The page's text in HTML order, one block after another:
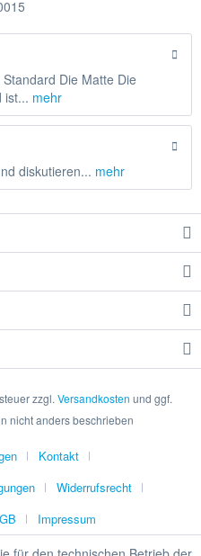
Die Matte Die
ist... mehr
diskutieren... mehr
zzgl. Versandkosten und ggf.
nicht anders beschrieben
Kontakt
Widerrufsrecht
Impressum